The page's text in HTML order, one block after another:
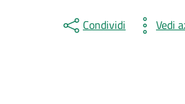
Condividi Vedi